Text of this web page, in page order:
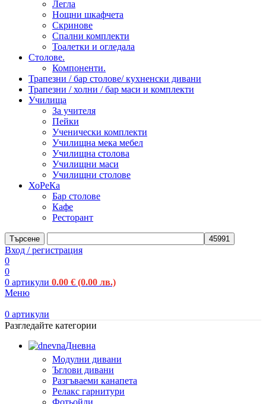
Легла
Нощни шкафчета
Скринове
Спални комплекти
Тоалетки и огледала
Столове.
Компоненти.
Трапезни / бар столове/ кухненски дивани
Трапезни / холни / бар маси и комплекти
Училища
За учителя
Пейки
Ученически комплекти
Училищна мека мебел
Училищна столова
Училищни маси
Училищни столове
ХоРеКа
Бар столове
Кафе
Ресторант
Търсене
Вход / регистрация
0
0
0 артикули 0.00 € (0.00 лв.)
Меню
0 артикули
Разгледайте категории
Дневна
Модулни дивани
Ъглови дивани
Разгъваеми канапета
Релакс гарнитури
Фотьойли